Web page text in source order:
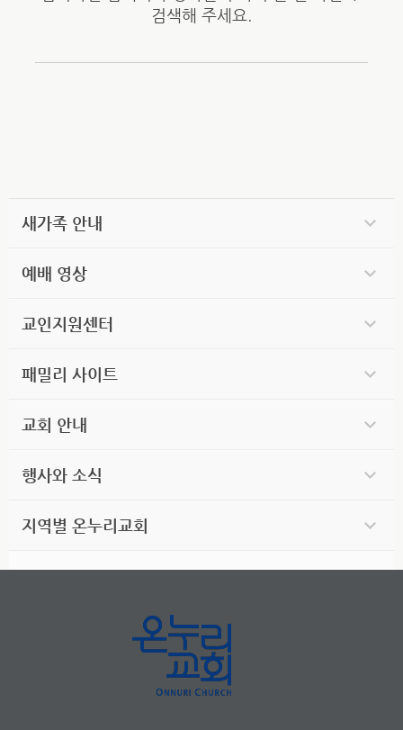
검색해 주세요.
새가족 안내
예배 영상
교인지원센터
패밀리 사이트
교회 안내
행사와 소식
지역별 온누리교회